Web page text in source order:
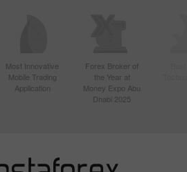
Most Innovative
Mobile Trading
Application
Forex Broker of
the Year at
Money Expo Abu
Dhabi 2025